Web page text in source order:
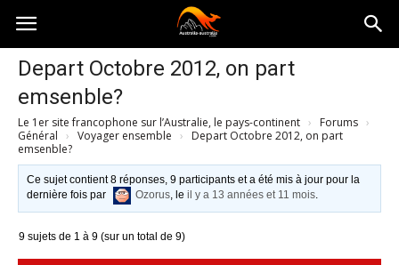
Australia-
australie.com
Depart Octobre 2012, on part
emsenble?
Le 1er site francophone sur l’Australie, le pays-continent › Forums ›
Général › Voyager ensemble ›
Depart Octobre 2012, on part
emsenble?
Ce sujet contient 8 réponses, 9 participants et a été mis à jour pour la
dernière fois par
Ozorus, leil y a 13 années et 11 mois.
9 sujets de 1 à 9 (sur un total de 9)